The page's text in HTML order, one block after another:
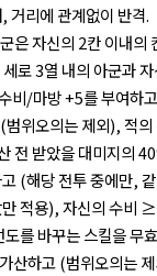
거리에 관계없이 반격.
은 자신의 2칸 이내의
로 3열 내의 아군과
비/마방 +5를 부여하
위오의는 제외), 적
전 받았을 대미지의
(해당 전투 중에만,
적용), 자신의 수비
를 바꾸는 스킬을 무
산하고 (범위오의는